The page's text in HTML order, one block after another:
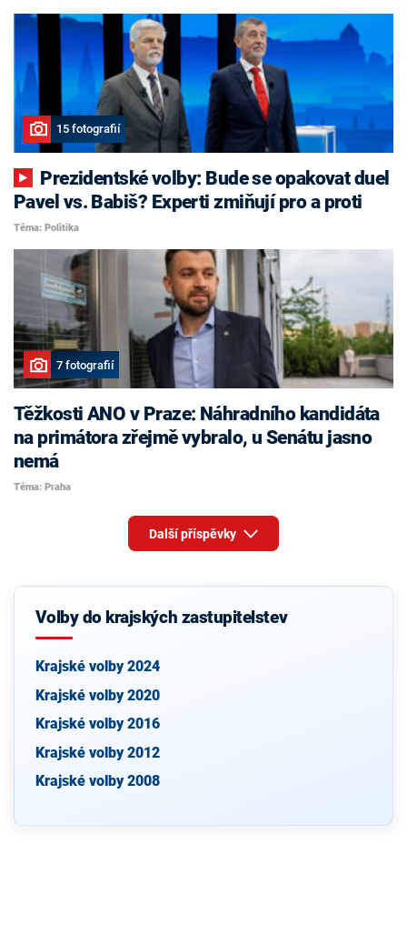
15 fotografií
Pavel vs. Babiš? Experti zmiňují pro a proti
Téma: Politika
7 fotografií
Těžkosti ANO v Praze: Náhradního kandidáta
na primátora zřejmě vybralo, u Senátu jasno
nemá
Téma: Praha
Další příspěvky
Volby do krajských zastupitelstev
Krajské volby 2024
Krajské volby 2020
Krajské volby 2016
Krajské volby 2012
Krajské volby 2008